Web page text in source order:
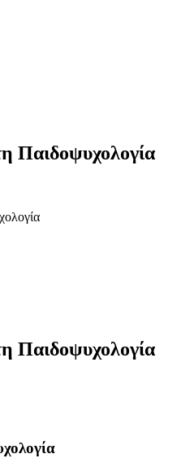
Παιδοψυχολογία
Παιδοψυχολογία